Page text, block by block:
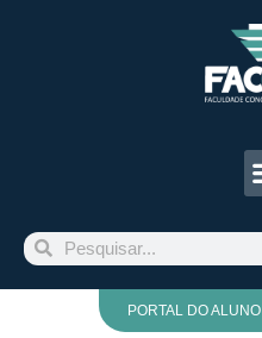
PORTAL DO ALUNO